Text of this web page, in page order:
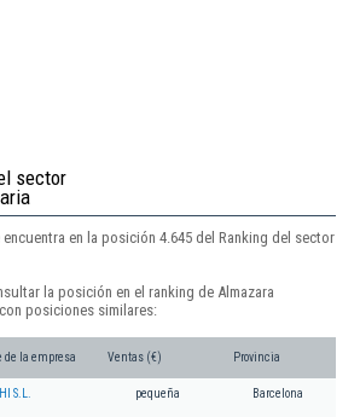
sector
en la posición 4.645 del Ranking del sector
la posición en el ranking de Almazara
posiciones similares:
de la empresa Ventas (€) Provincia
S.L. pequeña Barcelona